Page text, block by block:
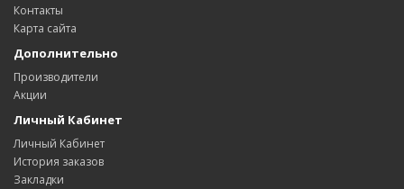
Контакты
Карта сайта
Дополнительно
Производители
Акции
Личный Кабинет
Личный Кабинет
История заказов
Закладки